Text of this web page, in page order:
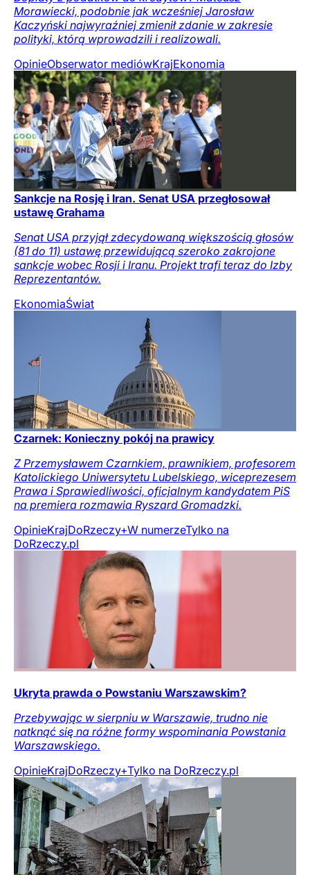
Morawiecki, podobnie jak wcześniej Jarosław
Kaczyński najwyraźniej zmienił zdanie w zakresie
polityki, którą wprowadzili i realizowali.
OpinieObserwator mediówKrajEkonomia
Sankcje na Rosję i Iran. Senat USA przegłosował
ustawę Grahama
Senat USA przyjął zdecydowaną większością głosów
(81 do 11) ustawę przewidującą szeroko zakrojone
sankcje wobec Rosji i Iranu. Projekt trafi teraz do Izby
Reprezentantów.
EkonomiaŚwiat
Czarnek: Konieczny pokój na prawicy
Z Przemysławem Czarnkiem, prawnikiem, profesorem
Katolickiego Uniwersytetu Lubelskiego, wiceprezesem
Prawa i Sprawiedliwości, oficjalnym kandydatem PiS
na premiera rozmawia Ryszard Gromadzki.
OpinieKrajDoRzeczy+W numerzeTylko na
DoRzeczy.pl
Ukryta prawda o Powstaniu Warszawskim?
Przebywając w sierpniu w Warszawie, trudno nie
natknąć się na różne formy wspominania Powstania
Warszawskiego.
OpinieKrajDoRzeczy+Tylko na DoRzeczy.pl